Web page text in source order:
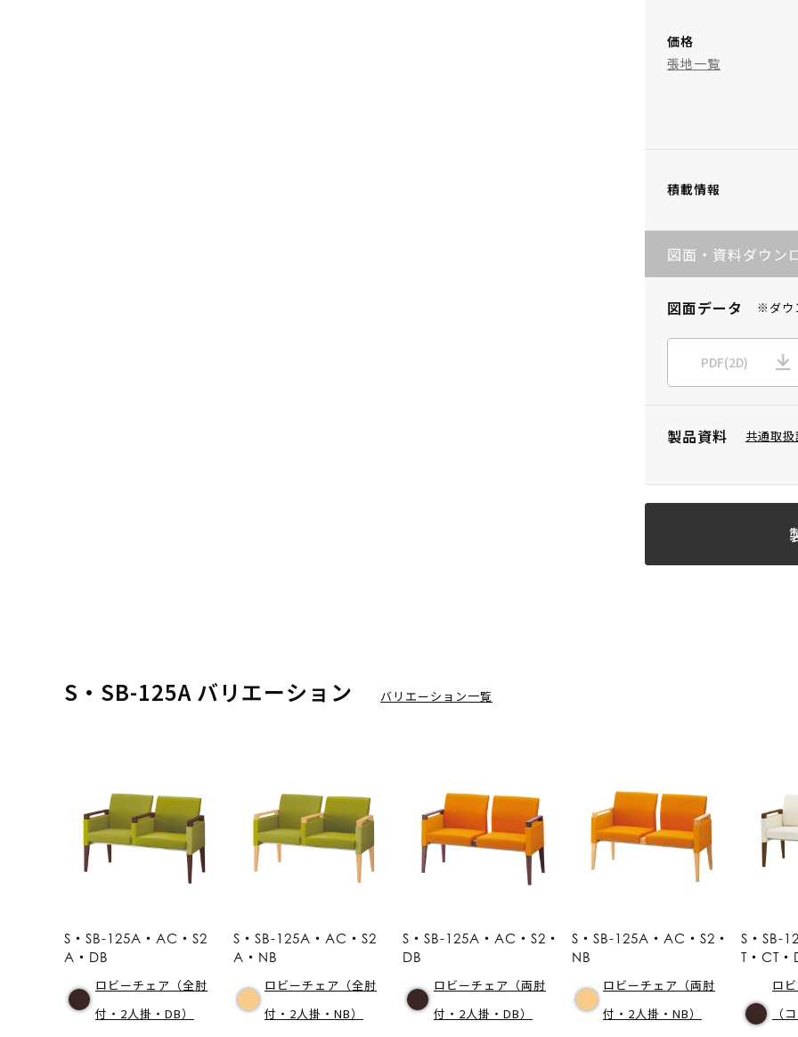
価格
張地一覧
積載情報
図面・資料ダウン
図面データ ※ダウ
PDF(2D)
製品資料 共通取
S・SB-125A バリエーション バリエーション一覧
S・SB-125A・AC・S2
A・DB
ロビーチェア（全肘
付・2人掛・DB）
S・SB-125A・AC・S2
A・NB
ロビーチェア（全肘
付・2人掛・NB）
S・SB-125A・AC・S2・
DB
ロビーチェア（両肘
付・2人掛・DB）
S・SB-125A・AC・S2・
NB
ロビーチェア（両肘
付・2人掛・NB）
S・SB-
T・CT・
ロ
（